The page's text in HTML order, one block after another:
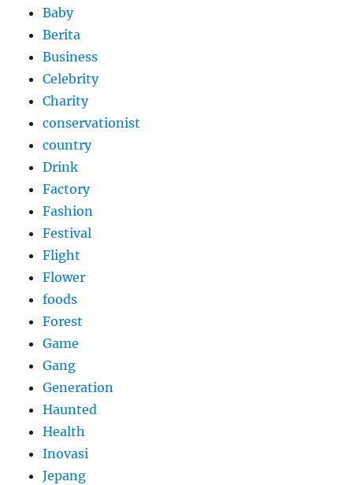
Baby
Berita
Business
Celebrity
Charity
conservationist
country
Drink
Factory
Fashion
Festival
Flight
Flower
foods
Forest
Game
Gang
Generation
Haunted
Health
Inovasi
Jepang